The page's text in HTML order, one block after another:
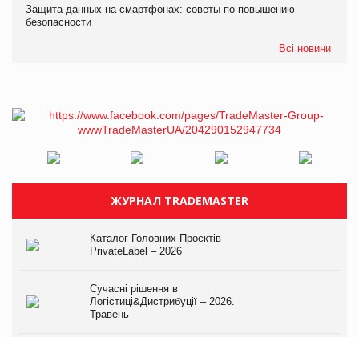
Защита данных на смартфонах: советы по повышению
безопасности
Всі новини
ЖУРНАЛ TRADEMASTER
Каталог Головних Проєктів
PrivateLabel – 2026
Сучасні рішення в
Логістиці&Дистрибуції – 2026.
Травень